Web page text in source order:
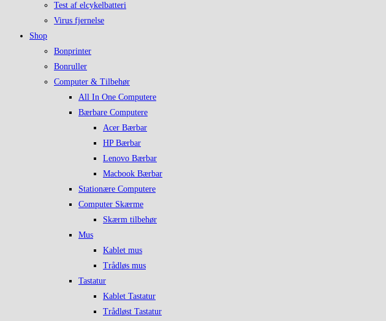
Test af elcykelbatteri
Virus fjernelse
Shop
Bonprinter
Bonruller
Computer & Tilbehør
All In One Computere
Bærbare Computere
Acer Bærbar
HP Bærbar
Lenovo Bærbar
Macbook Bærbar
Stationære Computere
Computer Skærme
Skærm tilbehør
Mus
Kablet mus
Trådløs mus
Tastatur
Kablet Tastatur
Trådløst Tastatur